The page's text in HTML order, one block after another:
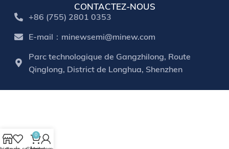
CONTACTEZ-NOUS
+86 (755) 2801 0353
E-mail：minewsemi@minew.com
Parc technologique de Gangzhilong, Route
Qinglong, District de Longhua, Shenzhen
0